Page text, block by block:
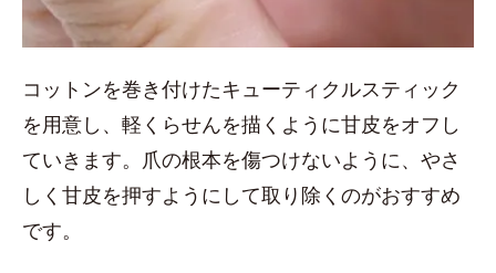
コットンを巻き付けたキューティクルスティック
を用意し、軽くらせんを描くように甘皮をオフし
ていきます。爪の根本を傷つけないように、やさ
しく甘皮を押すようにして取り除くのがおすすめ
です。